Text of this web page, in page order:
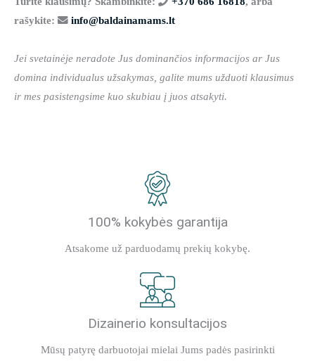
rašykite:
info@baldainamams.lt
Jei svetainėje neradote Jus dominančios informacijos ar Jus
domina individualus užsakymas, galite mums užduoti klausimus
ir mes pasistengsime kuo skubiau į juos atsakyti.
100% kokybės garantija
Atsakome už parduodamų prekių kokybę.
Dizainerio konsultacijos
Mūsų patyrę darbuotojai mielai Jums padės pasirinkti